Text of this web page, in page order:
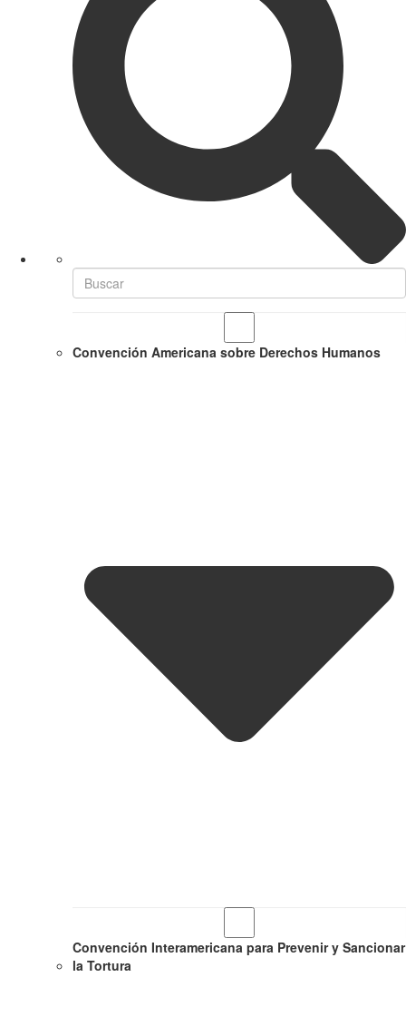
Convención Americana sobre Derechos Humanos
Convención Interamericana para Prevenir y Sancionar
la Tortura